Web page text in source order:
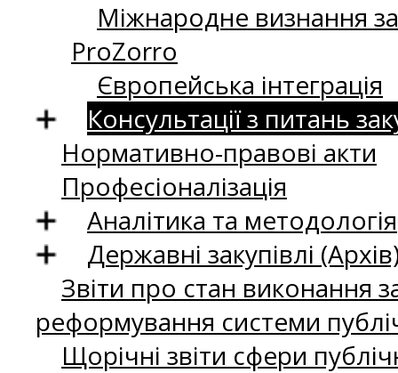
Міжнародне визнання
ProZorro
Європейська інтеграція
Консультації з питань
Нормативно-правові акти
Професіоналізація
Аналітика та методологія
Державні закупівлі
Звіти про стан виконання
реформування системи
Щорічні звіти сфери